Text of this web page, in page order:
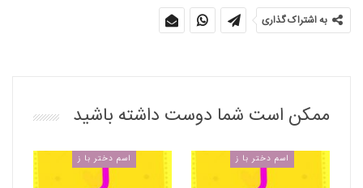
به اشتراک گذاری
ممکن است شما دوست داشته باشید
اسم دختر با ز اسم دختر با ز